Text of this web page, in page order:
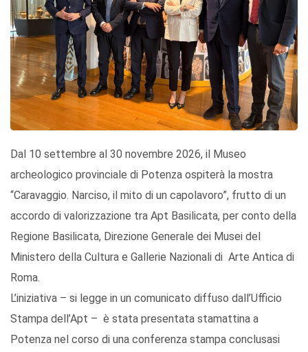
Dal 10 settembre al 30 novembre 2026, il Museo
archeologico provinciale di Potenza ospiterà la mostra
“Caravaggio. Narciso, il mito di un capolavoro”, frutto di un
accordo di valorizzazione tra Apt Basilicata, per conto della
Regione Basilicata, Direzione Generale dei Musei del
Ministero della Cultura e Gallerie Nazionali di Arte Antica di
Roma.
L’iniziativa – si legge in un comunicato diffuso dall’Ufficio
Stampa dell’Apt – è stata presentata stamattina a
Potenza nel corso di una conferenza stampa conclusasi